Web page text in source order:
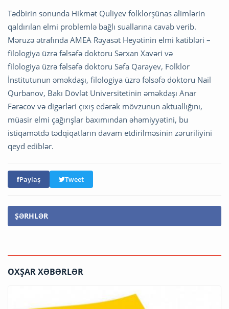
Tədbirin sonunda Hikmət Quliyev folklorşünas alimlərin
qaldırılan elmi problemlə bağlı suallarına cavab verib.
Məruzə ətrafında AMEA Rəyasət Heyətinin elmi katibləri –
filologiya üzrə fəlsəfə doktoru Sərxan Xavəri və
filologiya üzrə fəlsəfə doktoru Səfa Qarayev, Folklor
İnstitutunun əməkdaşı, filologiya üzrə fəlsəfə doktoru Nail
Qurbanov, Bakı Dövlət Universitetinin əməkdaşı Anar
Fərəcov və digərləri çıxış edərək mövzunun aktuallığını,
müasir elmi çağırışlar baxımından əhəmiyyətini, bu
istiqamətdə tədqiqatların davam etdirilməsinin zəruriliyini
qeyd ediblər.
Paylaş Tweet
ŞƏRHLƏR
OXŞAR XƏBƏRLƏR